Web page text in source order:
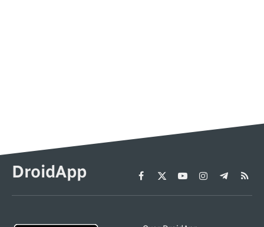
DroidApp Facebook
X
(Twitter)
YouTubeInstagram
Telegram
RSS